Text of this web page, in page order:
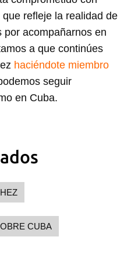
refleje la realidad de
por acompañarnos en
a que continúes
haciéndote miembro
seguir
en Cuba.
CUBA